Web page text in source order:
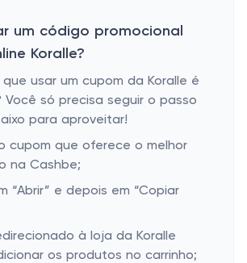
um código promocional
Koralle?
usar um cupom da Koralle é
Você só precisa seguir o passo
para aproveitar!
cupom que oferece o melhor
na Cashbe;
“Abrir” e depois em “Copiar
à loja da Koralle
os produtos no carrinho;